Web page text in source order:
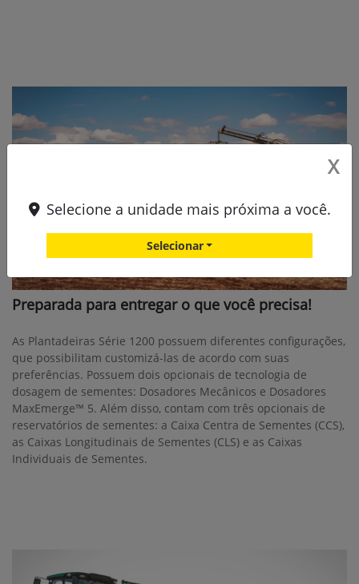
Preparada para entregar o que você precisa!
As Plantadeiras Série 1200 possuem diferentes configurações,
que possibilitam customizá-las de acordo com suas
preferências. Possuem dois opcionais de tecnologia de
dosagem de sementes: Dosadores Mecânicos e Dosadores
MaxEmerge™ 5. Além disso, contam com três opcionais de
reservatórios de sementes: a Caixa Centra de Sementes (CCS),
as Caixas Longitudinais de Sementes (CLS) e as Caixas
Individuais de Sementes.
X
Selecione a unidade mais próxima a você.
Selecionar